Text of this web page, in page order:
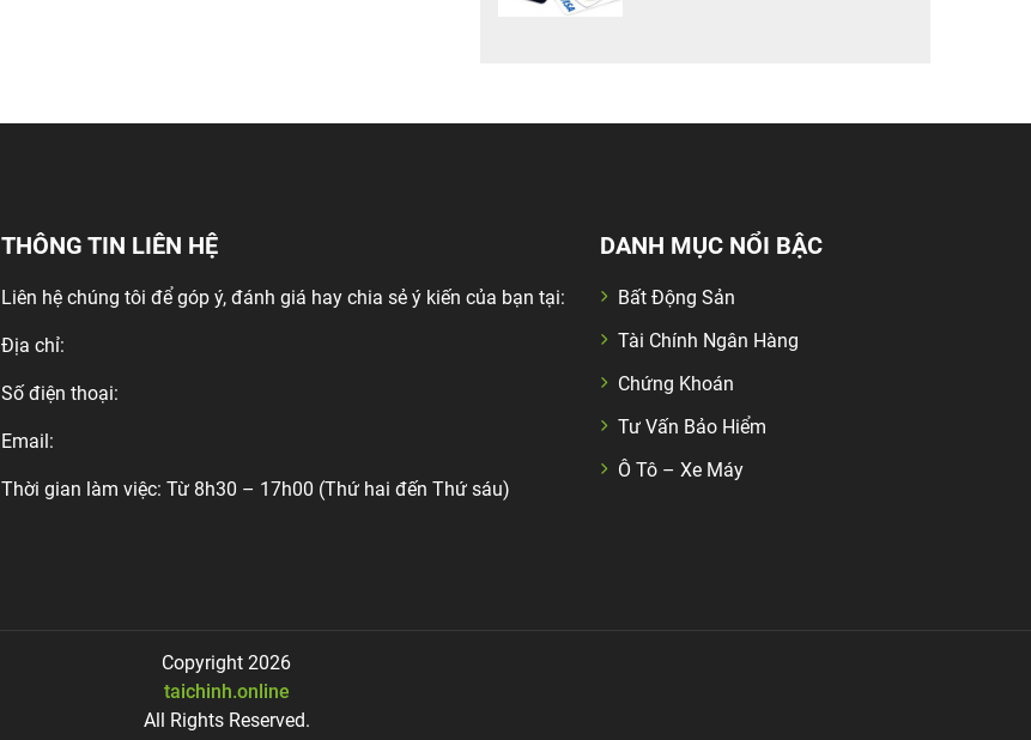
THÔNG TIN LIÊN HỆ
Liên hệ chúng tôi để góp ý, đánh giá hay chia sẻ ý kiến của bạn tại:
Địa chỉ:
Số điện thoại:
Email:
Thời gian làm việc: Từ 8h30 – 17h00 (Thứ hai đến Thứ sáu)
DANH MỤC NỔI BẬC
Bất Động Sản
Tài Chính Ngân Hàng
Chứng Khoán
Tư Vấn Bảo Hiểm
Ô Tô – Xe Máy
Copyright 2026
taichinh.online
All Rights Reserved.